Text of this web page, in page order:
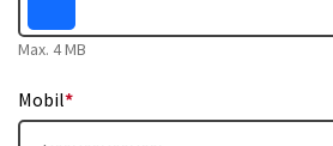
Max. 4 MB
Mobil*